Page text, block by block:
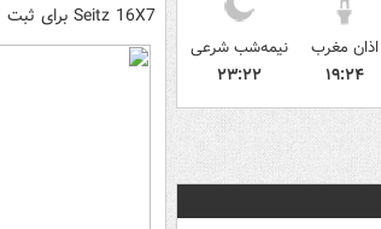
اذان مغرب
۱۹:۲۴
نیمه‌شب شرعی
۲۳:۲۲
Seitz 16X7 برای ثبت تصاویر زیبای پانوراما در کسری از ثانیه تولید شده است.